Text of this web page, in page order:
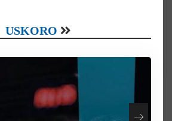
USKORO